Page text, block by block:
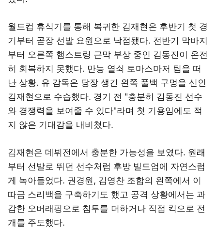
월드컵 휴식기를 통해 복귀한 김재현은 후반기 첫 경
기부터 곧장 선발 요원으로 낙점됐다. 전반기 막바지
부터 오른쪽 햄스트링 근막 부상 중인 김동진이 온전
히 회복하지 못했다. 만능 열쇠 토마스마저 팀을 떠
난 상황. 유 감독은 당장 생긴 왼쪽 풀백 구멍을 신인
김재현으로 수습했다. 경기 전 "충분히 김동진 선수
와 경쟁력을 보여줄 수 있다"라며 첫 기용임에도 적
지 않은 기대감을 내비쳤다.
김재현은 데뷔전에서 충분한 가능성을 보였다. 원래
부터 선발로 뛰던 선수처럼 후방 빌드업에 자연스럽
게 녹아들었다. 권경원, 김영찬 조합의 왼쪽에서 이
따금 스리백을 구축하기도 했고 공격 상황에서는 과
감한 오버래핑으로 침투를 더하거나 직접 킥으로 전
개를 주도했다.